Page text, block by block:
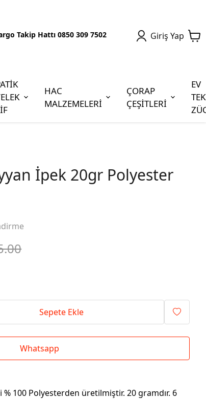
Takip Hattı 0850 309 7502 Giriş Yap
HAC
MALZEMELERİ
ÇORAP
ÇEŞİTLERİ
EV
İpek 20gr Polyester
Sepete Ekle
Whatsapp
100 Polyesterden üretilmiştir. 20 gramdır. 6